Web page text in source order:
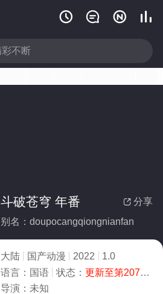
   
 分享
斗破苍穹 年番
别名：doupocangqiongnianfan
大陆 国产动漫 2022
1.0
语言： 国语 状态： 更新至第207集
导演： 未知